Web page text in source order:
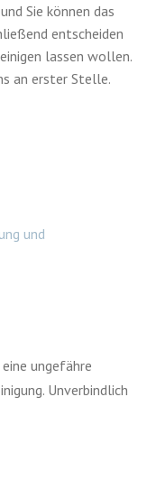
Sie können das
entscheiden
lassen wollen.
an erster Stelle.
und
ungefähre
Unverbindlich